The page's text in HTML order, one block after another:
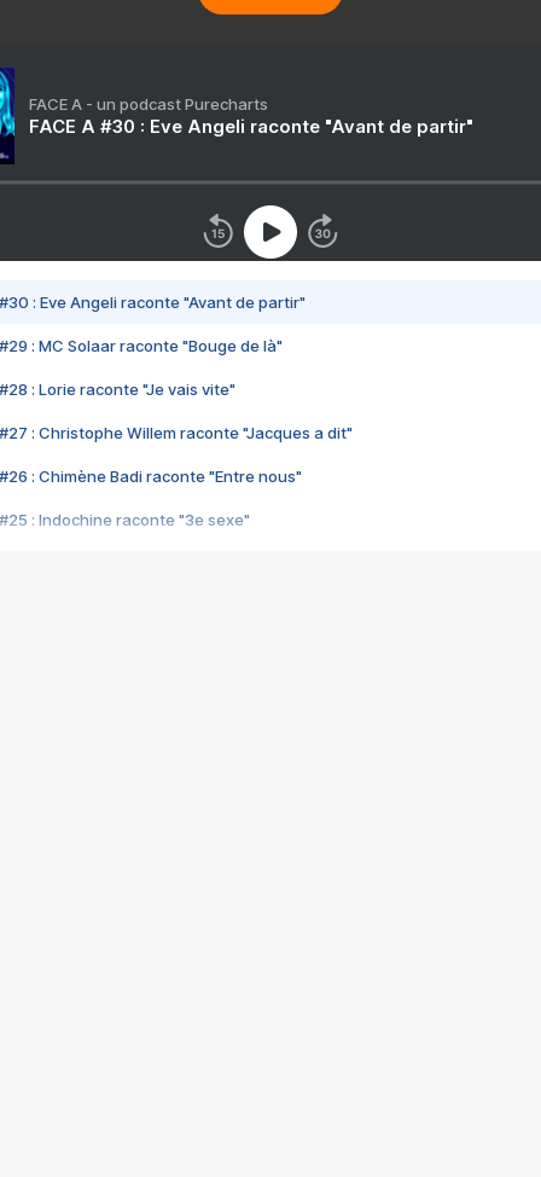
FACE A - un podcast Purecharts
FACE A #30 : Eve Angeli raconte "Avant de partir"
#30 : Eve Angeli raconte "Avant de partir"
#29 : MC Solaar raconte "Bouge de là"
#28 : Lorie raconte "Je vais vite"
#27 : Christophe Willem raconte "Jacques a dit"
#26 : Chimène Badi raconte "Entre nous"
#25 : Indochine raconte "3e sexe"